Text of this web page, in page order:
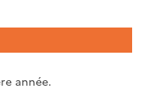
année.